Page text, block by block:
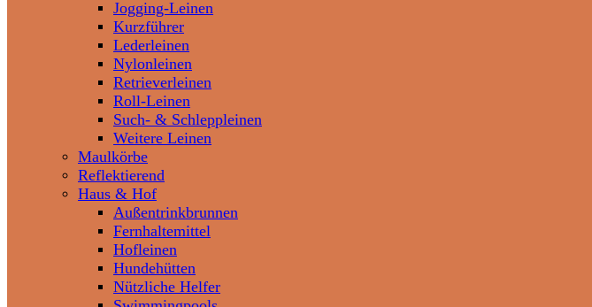
Jogging-Leinen
Kurzführer
Lederleinen
Nylonleinen
Retrieverleinen
Roll-Leinen
Such- & Schleppleinen
Weitere Leinen
Maulkörbe
Reflektierend
Haus & Hof
Außentrinkbrunnen
Fernhaltemittel
Hofleinen
Hundehütten
Nützliche Helfer